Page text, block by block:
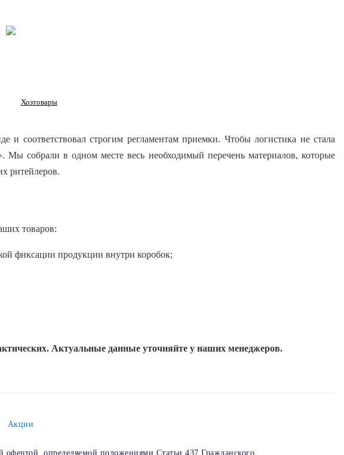
Хозтовары
соответствовал строгим регламентам приемки. Чтобы логистика не стала
собрали в одном месте весь необходимый перечень материалов, которые
ритейлеров.
товаров:
фиксации продукции внутри коробок;
мелких товаров, обеспечивая эстетичный вид и возможность многократного
парфюмерии и полиграфии;
защитных слоев для заполнения пустот в коробах.
Актуальные данные уточняйте у наших менеджеров.
Акции
определяемой положениями Статьи 437 Гражданского